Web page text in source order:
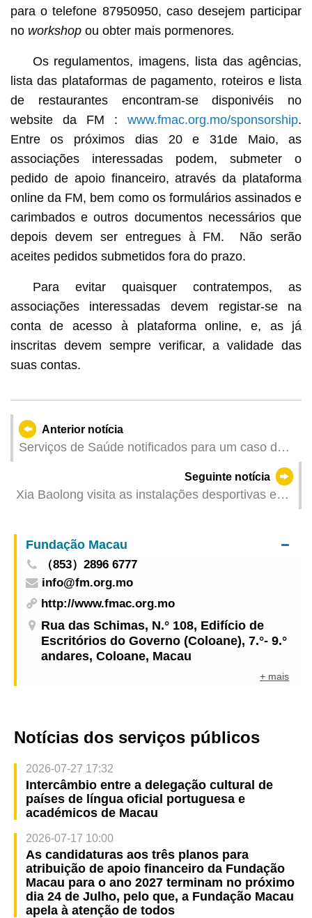
para o telefone 87950950, caso desejem participar
no workshop ou obter mais pormenores.
Os regulamentos, imagens, lista das agências,
lista das plataformas de pagamento, roteiros e lista
de restaurantes encontram-se disponivéis no
website da FM :www.fmac.org.mo/sponsorship.
Entre os próximos dias 20 e 31de Maio, as
associações interessadas podem, submeter o
pedido de apoio financeiro, através da plataforma
online da FM, bem como os formulários assinados e
carimbados e outros documentos necessários que
depois devem ser entregues à FM. Não serão
aceites pedidos submetidos fora do prazo.
Para evitar quaisquer contratempos, as
associações interessadas devem registar-se na
conta de acesso à plataforma online, e, as já
inscritas devem sempre verificar, a validade das
suas contas.
Anterior notícia
Serviços de Saúde notificados para um caso de
Seguinte notícia
Xia Baolong visita as instalações desportivas em
Fundação Macau
（853）2896 6777
info@fm.org.mo
http://www.fmac.org.mo
Rua das Schimas, N.° 108, Edifício de
Escritórios do Governo (Coloane), 7.°- 9.°
andares, Coloane, Macau
+ mais
Notícias dos serviços públicos
2026-07-27 17:32
Intercâmbio entre a delegação cultural de
países de língua oficial portuguesa e
académicos de Macau
2026-07-17 10:00
As candidaturas aos três planos para
atribuição de apoio financeiro da Fundação
Macau para o ano 2027 terminam no próximo
dia 24 de Julho, pelo que, a Fundação Macau
apela à atenção de todos